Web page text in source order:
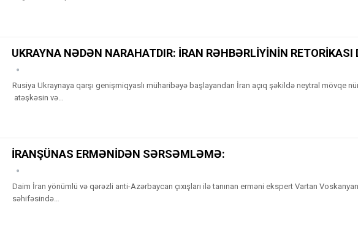
UKRAYNA NƏDƏN NARAHATDIR: İRAN RƏHBƏRLİYİNİN RETORİKASI
Rusiya Ukraynaya qarşı genişmiqyaslı müharibəyə başlayandan İran açıq şəkildə neytral mövqe
atəşkəsin və…
İRANŞÜNAS ERMƏNİDƏN SƏRSƏMLƏMƏ:
Daim İran yönümlü və qərəzli anti-Azərbaycan çıxışları ilə tanınan erməni ekspert Vartan
səhifəsində…